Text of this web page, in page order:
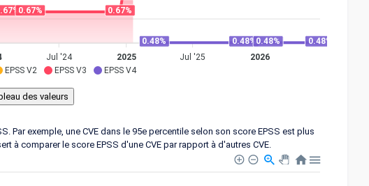
EPSS V2 EPSS V3 EPSS V4
0.67% 0.67%
0.48% 0.48% 0.48%
0.48%
Jul '24 2025 Jul '25 2026
Par exemple, une CVE dans le 95e percentile selon son score EPSS est plus
à comparer le score EPSS d'une CVE par rapport à d'autres CVE.